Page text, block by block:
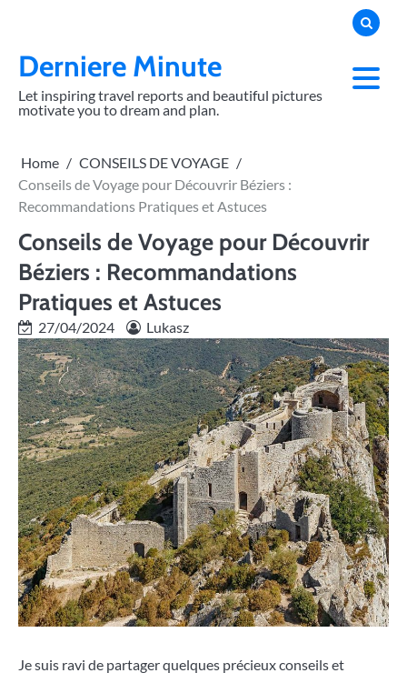
contentDerniere Minute
Let inspiring travel reports and beautiful pictures
motivate you to dream and plan.
Home
CONSEILS DE VOYAGE
Conseils de Voyage pour Découvrir Béziers :
Recommandations Pratiques et Astuces
Conseils de Voyage pour Découvrir
Béziers : Recommandations
Pratiques et Astuces
27/04/2024 Lukasz
Je suis ravi de partager quelques précieux conseils et